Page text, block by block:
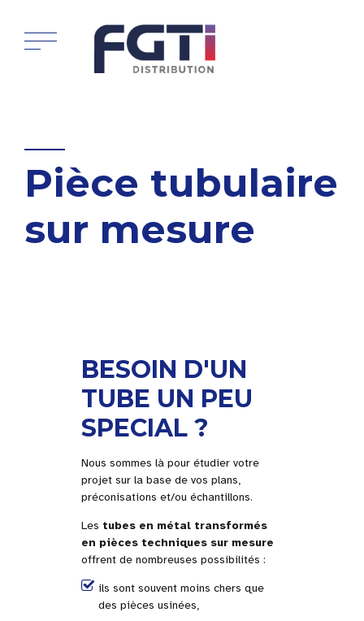
Pièce tubulaire
sur mesure
BESOIN D'UN
TUBE UN PEU
SPECIAL ?
Nous sommes là pour étudier votre
projet sur la base de vos plans,
préconisations et/ou échantillons.
Les tubes en métal transformés
en pièces techniques sur mesure
offrent de nombreuses possibilités :
ils sont souvent moins chers que
des pièces usinées,